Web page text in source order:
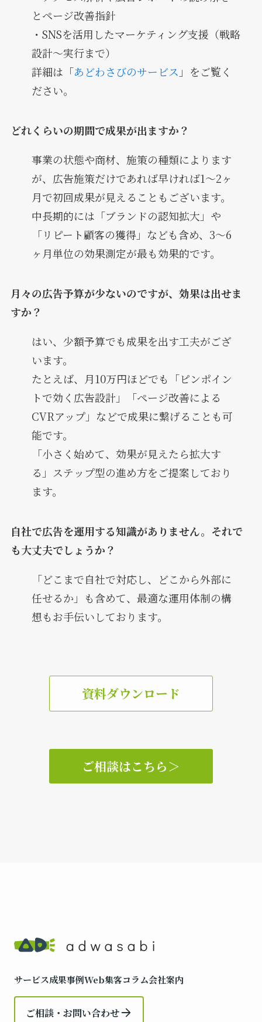
とページ改善指針
・SNSを活用したマーケティング支援（戦略
設計〜実行まで）
詳細は「あどわさびのサービス 」をご覧く
ださい。
どれくらいの期間で成果が出ますか？
事業の状態や商材、施策の種類によります
が、広告施策だけであれば早ければ1〜2ヶ
月で初回成果が見えることもございます。
中長期的には「ブランドの認知拡大」や
「リピート顧客の獲得」なども含め、3〜6
ヶ月単位の効果測定が最も効果的です。
月々の広告予算が少ないのですが、効果は出せま
すか？
はい、少額予算でも成果を出す工夫がござ
います。
たとえば、月10万円ほどでも「ピンポイン
トで効く広告設計」「ページ改善による
CVRアップ」などで成果に繋げることも可
能です。
「小さく始めて、効果が見えたら拡大す
る」ステップ型の進め方をご提案しており
ます。
自社で広告を運用する知識がありません。それで
も大丈夫でしょうか？
「どこまで自社で対応し、どこから外部に
任せるか」も含めて、最適な運用体制の構
想もお手伝いしております。
資料ダウンロード
ご相談はこちら＞
サービス成果事例Web集客コラム会社案内
ご相談・お問い合わせ